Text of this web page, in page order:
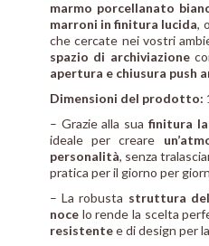
marmo porcellanato
marroni in finitura lucida,
che cercate nei vostri
spazio di archiviazione
apertura e chiusura push
Dimensioni del prodotto:
– Grazie alla sua finitura
ideale per creare
personalità, senza
pratica per il giorno per
– La robusta struttura
nocelo rende la scelta
resistentee di design per